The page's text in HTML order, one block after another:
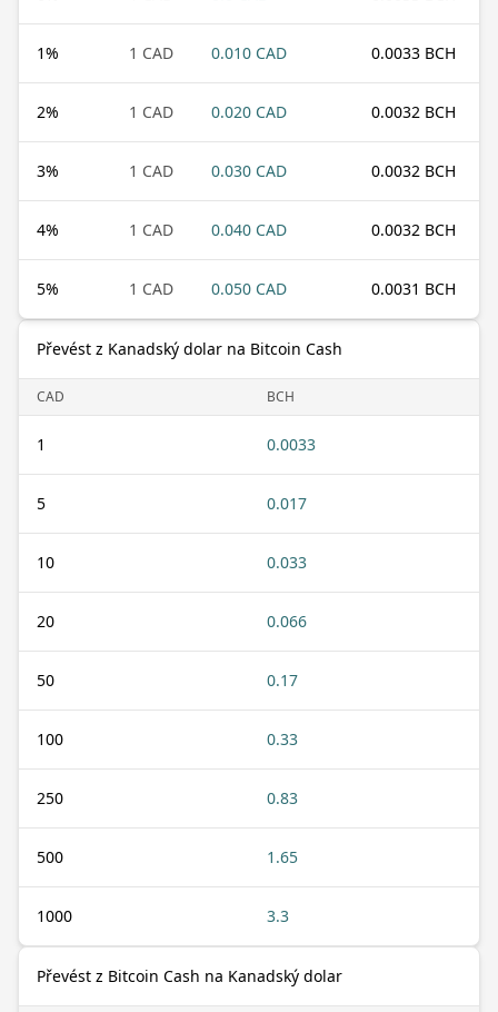
1% 1 CAD 0.010 CAD 0.0033 BCH
2% 1 CAD 0.020 CAD 0.0032 BCH
3% 1 CAD 0.030 CAD 0.0032 BCH
4% 1 CAD 0.040 CAD 0.0032 BCH
5% 1 CAD 0.050 CAD 0.0031 BCH
Převést z Kanadský dolar na Bitcoin Cash
CAD BCH
1 0.0033
5 0.017
10 0.033
20 0.066
50 0.17
100 0.33
250 0.83
500 1.65
1000 3.3
Převést z Bitcoin Cash na Kanadský dolar